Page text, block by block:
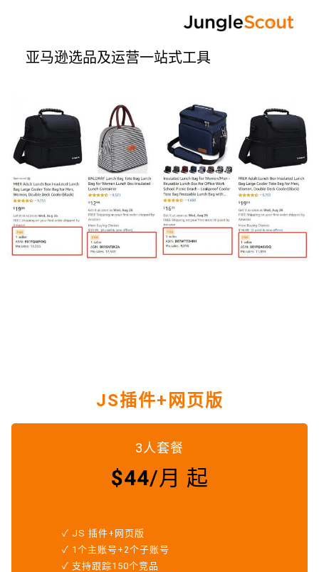
亚马逊选品及运营一站式工具
JS插件+网页版
3人套餐
$44/月 起
✓ JS 插件+网页版
✓ 1个主账号+2个子账号
✓ 支持跟踪150个竞品